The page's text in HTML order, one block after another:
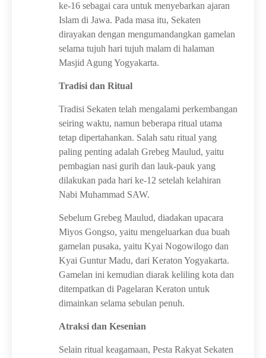
ke-16 sebagai cara untuk menyebarkan ajaran
Islam di Jawa. Pada masa itu, Sekaten
dirayakan dengan mengumandangkan gamelan
selama tujuh hari tujuh malam di halaman
Masjid Agung Yogyakarta.
Tradisi dan Ritual
Tradisi Sekaten telah mengalami perkembangan
seiring waktu, namun beberapa ritual utama
tetap dipertahankan. Salah satu ritual yang
paling penting adalah Grebeg Maulud, yaitu
pembagian nasi gurih dan lauk-pauk yang
dilakukan pada hari ke-12 setelah kelahiran
Nabi Muhammad SAW.
Sebelum Grebeg Maulud, diadakan upacara
Miyos Gongso, yaitu mengeluarkan dua buah
gamelan pusaka, yaitu Kyai Nogowilogo dan
Kyai Guntur Madu, dari Keraton Yogyakarta.
Gamelan ini kemudian diarak keliling kota dan
ditempatkan di Pagelaran Keraton untuk
dimainkan selama sebulan penuh.
Atraksi dan Kesenian
Selain ritual keagamaan, Pesta Rakyat Sekaten